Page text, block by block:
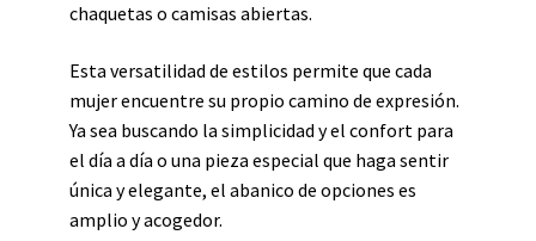
chaquetas o camisas abiertas.
Esta versatilidad de estilos permite que cada
mujer encuentre su propio camino de expresión.
Ya sea buscando la simplicidad y el confort para
el día a día o una pieza especial que haga sentir
única y elegante, el abanico de opciones es
amplio y acogedor.